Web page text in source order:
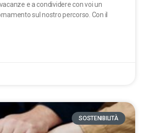
e a condividere con voi un
sul nostro percorso. Con il
SOSTENIBILITÀ